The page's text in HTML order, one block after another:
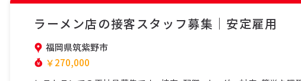
ラーメン店の接客スタッフ募集｜安定雇用
福岡県筑紫野市
￥270,000